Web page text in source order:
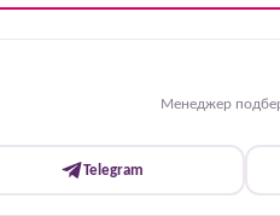
Менеджер
Telegram